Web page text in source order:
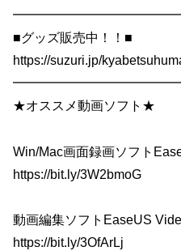
■グッズ販売中！！■
https://suzuri.jp/
★オススメ動画ソフト★
Win/Mac画面録画ソフト
https://bit.ly/3W2bmoG
動画編集ソフトEaseUS
https://bit.ly/3OfArLj